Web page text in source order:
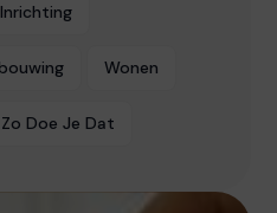
Wonen
Zo Doe Je Dat